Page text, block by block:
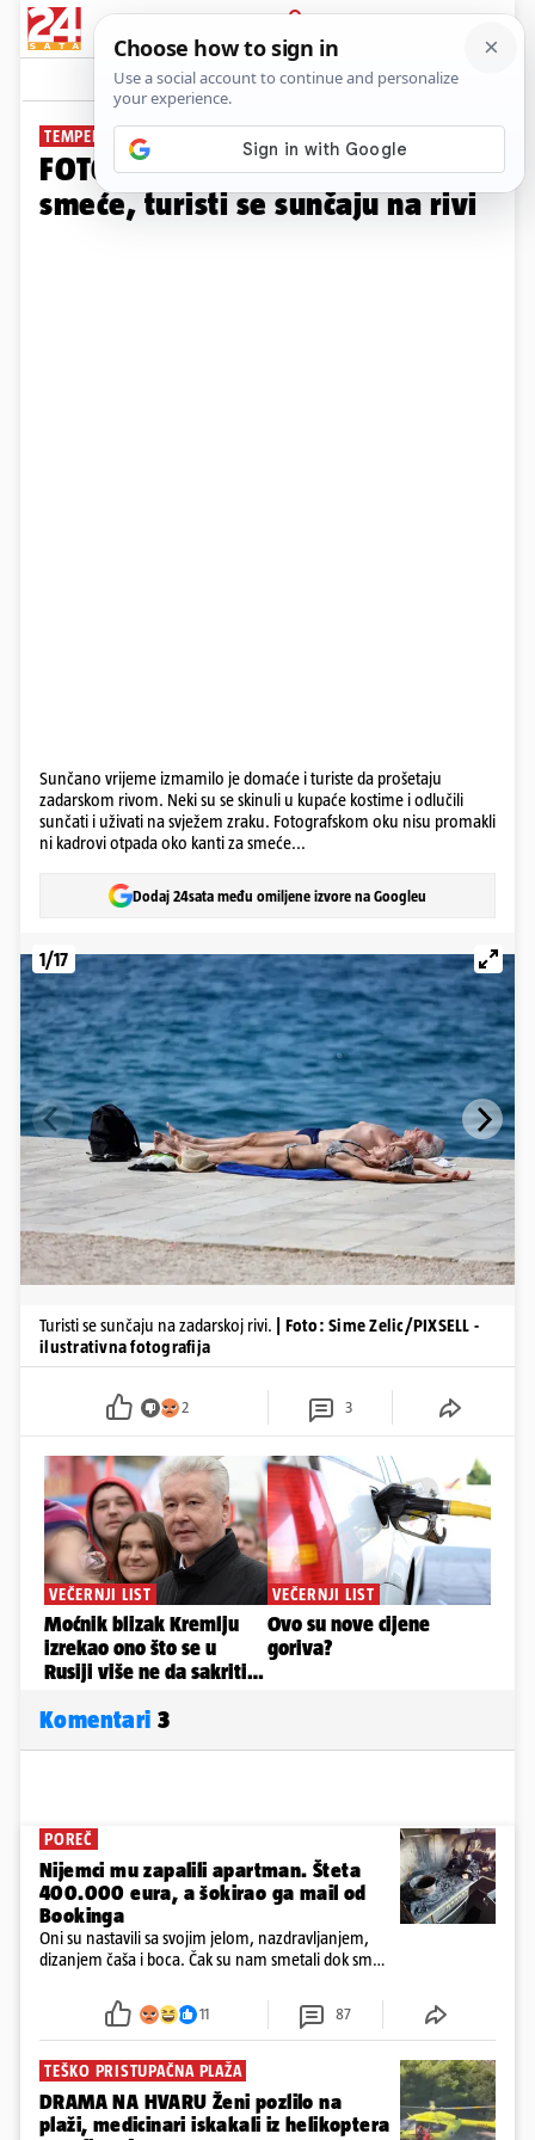
PRIJAVA
Galerija Komentari
TEMPERATURE PREKO 35°C
FOTO Đir po Zadru: Na ulicama
smeće, turisti se sunčaju na rivi
Sunčano vrijeme izmamilo je domaće i turiste da prošetaju
zadarskom rivom. Neki su se skinuli u kupaće kostime i odlučili
sunčati i uživati na svježem zraku. Fotografskom oku nisu promakli
ni kadrovi otpada oko kanti za smeće...
Dodaj 24sata među omiljene izvore na Googleu
1/17
Turisti se sunčaju na zadarskoj rivi.
| Foto: Sime Zelic/PIXSELL -
ilustrativna fotografija
2 3
Komentari 3
POREČ
Nijemci mu zapalili apartman. Šteta
400.000 eura, a šokirao ga mail od
Bookinga
Oni su nastavili sa svojim jelom, nazdravljanjem,
dizanjem čaša i boca. Čak su nam smetali dok smo
požar, rekao je vlasnik
11 87
TEŠKO PRISTUPAČNA PLAŽA
DRAMA NA HVARU Ženi pozlilo na
plaži, medicinari iskakali iz helikoptera